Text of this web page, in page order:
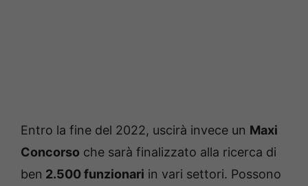
Entro la fine del 2022, uscirà invece un Maxi
Concorso che sarà finalizzato alla ricerca di
ben 2.500 funzionari in vari settori. Possono